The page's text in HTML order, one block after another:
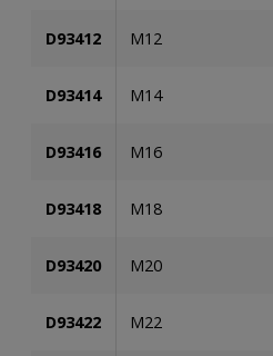
D93412 M12
D93414 M14
D93416 M16
D93418 M18
D93420 M20
D93422 M22